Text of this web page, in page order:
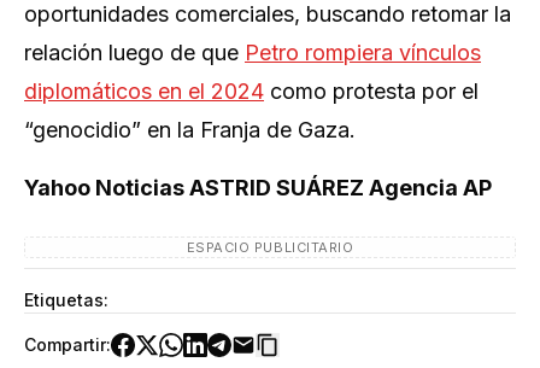
oportunidades comerciales, buscando retomar la
relación luego de que Petro rompiera vínculos
diplomáticos en el 2024 como protesta por el
“genocidio” en la Franja de Gaza.
Yahoo Noticias ASTRID SUÁREZ Agencia AP
ESPACIO PUBLICITARIO
Etiquetas:
Compartir: